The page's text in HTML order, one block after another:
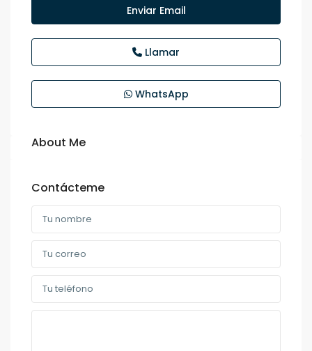
Enviar Email
Llamar
WhatsApp
About Me
Contácteme